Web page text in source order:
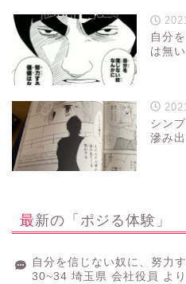
自分
は無
シン
滲み
最新の「ポジる体験」
自分を信じない奴に、努力
30~34 埼玉県 会社役員
より